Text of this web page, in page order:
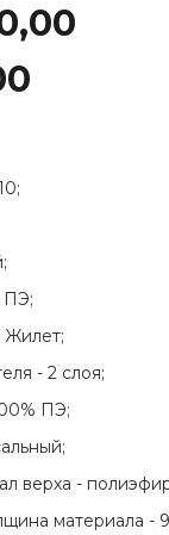
ПЭ;
Жилет;
- 2 слоя;
ПЭ;
верха -
материала -